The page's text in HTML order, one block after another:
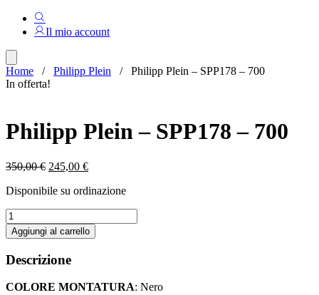
Il mio account
Home / Philipp Plein / Philipp Plein – SPP178 – 700
In offerta!
Philipp Plein – SPP178 – 700
350,00€ Il
originale
245,00 €Il
attuale
Disponibile su ordinazione
Philipp
Plein
-
SPP178
-
quantità
Aggiungi al carrello
Descrizione
COLORE MONTATURA: Nero